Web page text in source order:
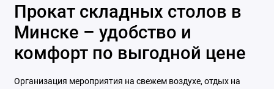
Прокат складных столов в
Минске – удобство и
комфорт по выгодной цене
Организация мероприятия на свежем воздухе, отдых на